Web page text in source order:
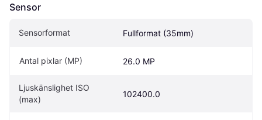
Sensor
Sensorformat Fullformat (35mm)
Antal pixlar (MP) 26.0 MP
Ljuskänslighet ISO
(max)
102400.0